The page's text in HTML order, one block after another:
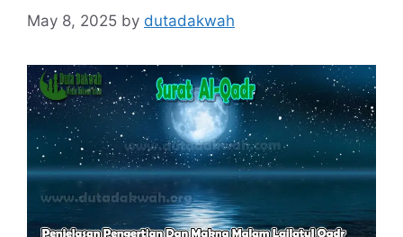
May 8, 2025 by dutadakwah